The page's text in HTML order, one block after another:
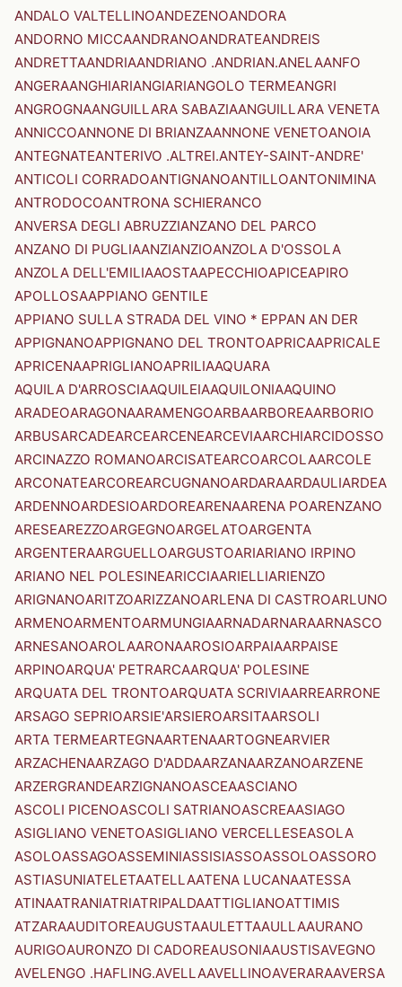
ANDALO VALTELLINOANDEZENOANDORA
ANDORNO MICCAANDRANOANDRATEANDREIS
ANDRETTAANDRIAANDRIANO .ANDRIAN.ANELAANFO
ANGERAANGHIARIANGIARIANGOLO TERMEANGRI
ANGROGNAANGUILLARA SABAZIAANGUILLARA VENETA
ANNICCOANNONE DI BRIANZAANNONE VENETOANOIA
ANTEGNATEANTERIVO .ALTREI.ANTEY-SAINT-ANDRE'
ANTICOLI CORRADOANTIGNANOANTILLOANTONIMINA
ANTRODOCOANTRONA SCHIERANCO
ANVERSA DEGLI ABRUZZIANZANO DEL PARCO
ANZANO DI PUGLIAANZIANZIOANZOLA D'OSSOLA
ANZOLA DELL'EMILIAAOSTAAPECCHIOAPICEAPIRO
APOLLOSAAPPIANO GENTILE
APPIANO SULLA STRADA DEL VINO * EPPAN AN DER
APPIGNANOAPPIGNANO DEL TRONTOAPRICAAPRICALE
APRICENAAPRIGLIANOAPRILIAAQUARA
AQUILA D'ARROSCIAAQUILEIAAQUILONIAAQUINO
ARADEOARAGONAARAMENGOARBAARBOREAARBORIO
ARBUSARCADEARCEARCENEARCEVIAARCHIARCIDOSSO
ARCINAZZO ROMANOARCISATEARCOARCOLAARCOLE
ARCONATEARCOREARCUGNANOARDARAARDAULIARDEA
ARDENNOARDESIOARDOREARENAARENA POARENZANO
ARESEAREZZOARGEGNOARGELATOARGENTA
ARGENTERAARGUELLOARGUSTOARIARIANO IRPINO
ARIANO NEL POLESINEARICCIAARIELLIARIENZO
ARIGNANOARITZOARIZZANOARLENA DI CASTROARLUNO
ARMENOARMENTOARMUNGIAARNADARNARAARNASCO
ARNESANOAROLAARONAAROSIOARPAIAARPAISE
ARPINOARQUA' PETRARCAARQUA' POLESINE
ARQUATA DEL TRONTOARQUATA SCRIVIAARREARRONE
ARSAGO SEPRIOARSIE'ARSIEROARSITAARSOLI
ARTA TERMEARTEGNAARTENAARTOGNEARVIER
ARZACHENAARZAGO D'ADDAARZANAARZANOARZENE
ARZERGRANDEARZIGNANOASCEAASCIANO
ASCOLI PICENOASCOLI SATRIANOASCREAASIAGO
ASIGLIANO VENETOASIGLIANO VERCELLESEASOLA
ASOLOASSAGOASSEMINIASSISIASSOASSOLOASSORO
ASTIASUNIATELETAATELLAATENA LUCANAATESSA
ATINAATRANIATRIATRIPALDAATTIGLIANOATTIMIS
ATZARAAUDITOREAUGUSTAAULETTAAULLAAURANO
AURIGOAURONZO DI CADOREAUSONIAAUSTISAVEGNO
AVELENGO .HAFLING.AVELLAAVELLINOAVERARAAVERSA